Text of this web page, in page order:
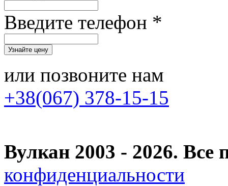
Введите телефон *
или позвоните нам
+38(067) 378-15-15
Вулкан 2003 - 2026.
конфиденциальности